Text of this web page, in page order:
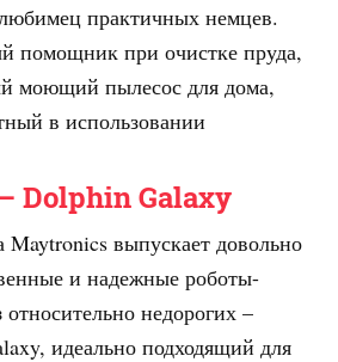
практичных немцев.
помощник при очистке пруда,
моющий пылесос для дома,
в использовании
Dolphin Galaxy
Maytronics выпускает довольно
и надежные роботы-
недорогих –
идеально подходящий для